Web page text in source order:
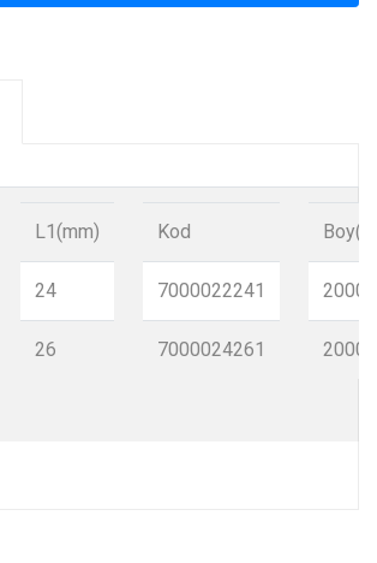
L1(mm)
24
26
Kod
7000022241
7000024261
2000
2000